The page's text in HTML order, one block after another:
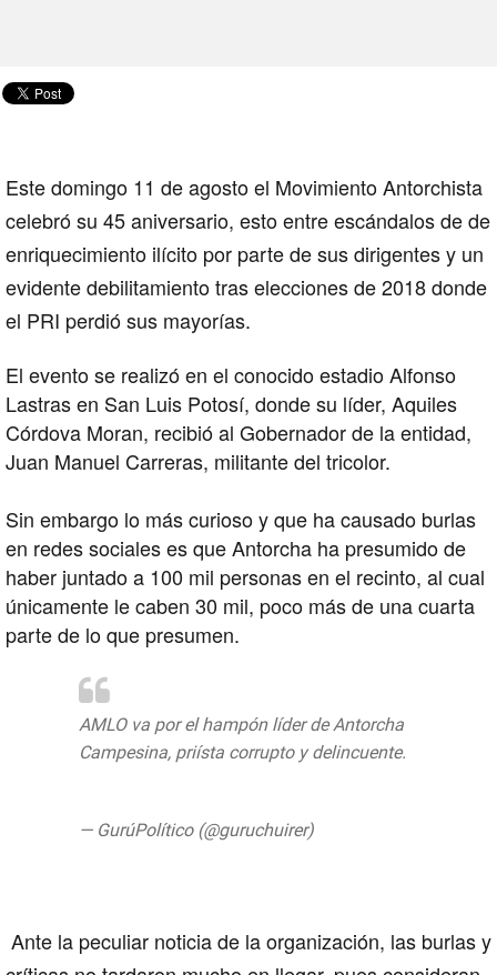
Este domingo 11 de agosto el Movimiento Antorchista
celebró su 45 aniversario, esto entre escándalos de de
enriquecimiento ilícito por parte de sus dirigentes y un
evidente debilitamiento tras elecciones de 2018 donde
el PRI perdió sus mayorías.
El evento se realizó en el conocido estadio Alfonso
Lastras en San Luis Potosí, donde su líder, Aquiles
Córdova Moran, recibió al Gobernador de la entidad,
Juan Manuel Carreras, militante del tricolor.
Sin embargo lo más curioso y que ha causado burlas
en redes sociales es que Antorcha ha presumido de
haber juntado a 100 mil personas en el recinto, al cual
únicamente le caben 30 mil, poco más de una cuarta
parte de lo que presumen.
AMLO va por el hampón líder de Antorcha
Campesina, priísta corrupto y delincuente.
— GurúPolítico (@guruchuirer)
Ante la peculiar noticia de la organización, las burlas y